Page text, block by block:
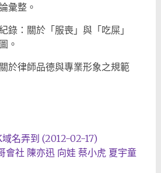
彙整。
錄：關於「服喪」與「吃屎」
。
於律師品德與專業形象之規範
名弄到 (2012-02-17)
會社 陳亦迅 向娃 蔡小虎 夏宇童